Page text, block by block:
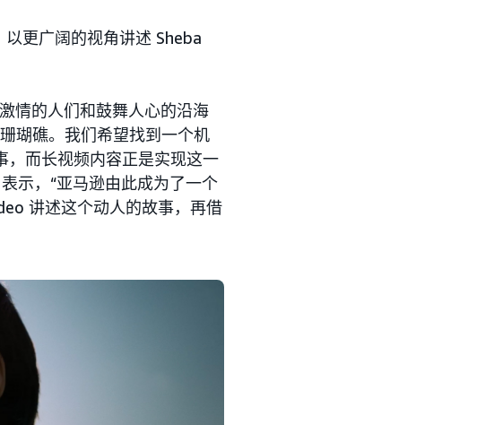
以更广阔的视角讲述 Sheba
情的人们和鼓舞人心的沿海
瑚礁。我们希望找到一个机
，而长视频内容正是实现这一
示，“亚马逊由此成为了一个
讲述这个动人的故事，再借